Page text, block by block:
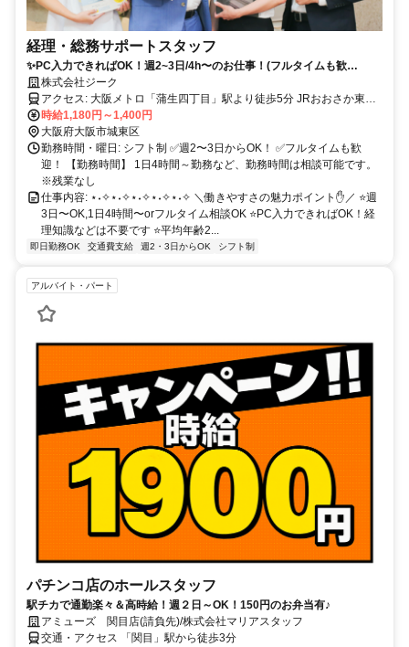
経理・総務サポートスタッフ
✨PC入力できればOK！週2~3日/4h〜のお仕事！(フルタイムも歓
迎)✨【✅土日祝休み／✅時間・曜日は希望でOK／✅扶養内OK／✅ネイ
ル・服装自由】
株式会社ジーク
アクセス: 大阪メトロ「蒲生四丁目」駅より徒歩5分 JRおおさか東線
「鴫野」駅より徒歩8分
時給1,180円～1,400円
大阪府大阪市城東区
勤務時間・曜日: シフト制 ✅️週2〜3日からOK！ ✅️フルタイムも歓
迎！ 【勤務時間】 1日4時間～勤務など、勤務時間は相談可能です。
※残業なし
仕事内容: ⋆˖✧⋆˖✧⋆˖✧⋆˖✧⋆˖✧ ＼働きやすさの魅力ポイント✋️／ ⭐️週
3日〜OK,1日4時間〜orフルタイム相談OK ⭐️PC入力できればOK！経
理知識などは不要です ⭐️平均年齢2...
即日勤務OK 交通費支給 週2・3日からOK シフト制
アルバイト・パート
パチンコ店のホールスタッフ
駅チカで通勤楽々＆高時給！週２日～OK！150円のお弁当有♪
アミューズ 関目店(請負先)/株式会社マリアスタッフ
交通・アクセス 「関目」駅から徒歩3分